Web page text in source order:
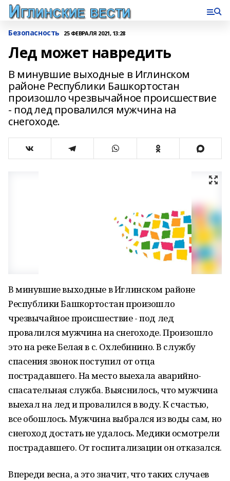
Безопасность 25 ФЕВРАЛЯ 2021, 13:28
Лед может навредить
В минувшие выходные в Иглинском
районе Республики Башкортостан
произошло чрезвычайное происшествие
- под лед провалился мужчина на
снегоходе.
В минувшие выходные в Иглинском районе
Республики Башкортостан произошло
чрезвычайное происшествие - под лед
провалился мужчина на снегоходе. Произошло
это на реке Белая в с. Охлебинино. В службу
спасения звонок поступил от отца
пострадавшего. На место выехала аварийно-
спасательная служба. Выяснилось, что мужчина
выехал на лед и провалился в воду. К счастью,
все обошлось. Мужчина выбрался из воды сам, но
снегоход достать не удалось. Медики осмотрели
пострадавшего. От госпитализации он отказался.
Впереди весна, а это значит, что таких случаев